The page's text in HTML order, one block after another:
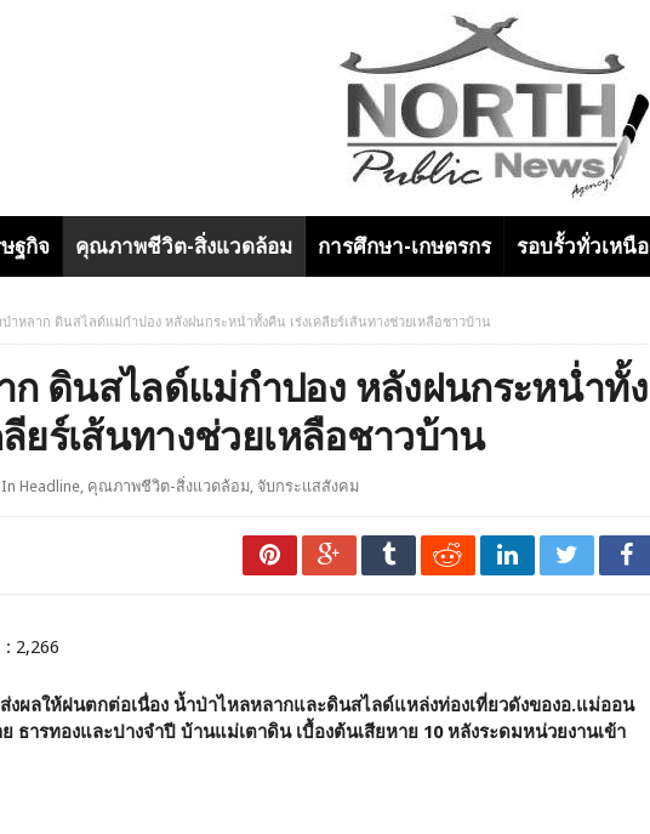
ษฐกิจ คุณภาพชีวิต-สิ่งแวดล้อม การศึกษา-เกษตรกร รอบรั้วทั่วเหนือ
าหลาก ดินสไลด์แม่กำปอง หลังฝนกระหน่ำทั้งคืน เร่งเคลียร์เส้นทางช่วยเหลือชาวบ้าน
ก ดินสไลด์แม่กำปอง หลังฝนกระหน่ำทั้ง
ลียร์เส้นทางช่วยเหลือชาวบ้าน
Headline, คุณภาพชีวิต-สิ่งแวดล้อม, จับกระแสสังคม
: 2,266
งผลให้ฝนตกต่อเนื่อง น้ำป่าไหลหลากและดินสไลด์แหล่งท่องเที่ยวดังของอ.แม่ออน
ธารทองและปางจำปี บ้านแม่เตาดิน เบื้องต้นเสียหาย 10 หลังระดมหน่วยงานเข้า